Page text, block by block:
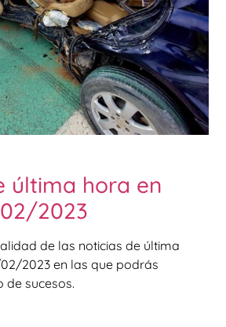
última hora en
2023
de las noticias de última
2023 en las que podrás
de sucesos.